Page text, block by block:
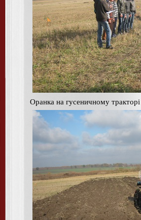
Оранка на гусеничному тракторі